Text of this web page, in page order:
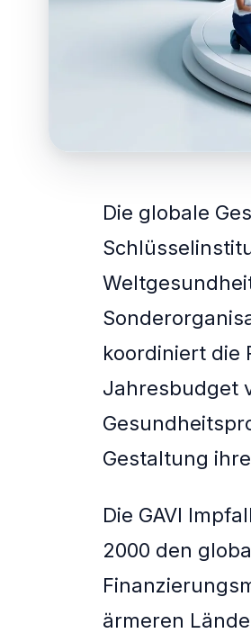
Die globale
koordiniert die
Jahresbudget
Gestaltung
Die GAVI
2000 den
ärmeren